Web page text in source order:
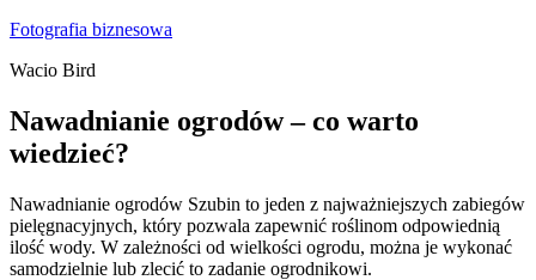
Skip
content
Fotografia biznesowa
Wacio Bird
Nawadnianie ogrodów – co warto
wiedzieć?
Nawadnianie ogrodów Szubin to jeden z najważniejszych zabiegów
pielęgnacyjnych, który pozwala zapewnić roślinom odpowiednią
ilość wody. W zależności od wielkości ogrodu, można je wykonać
samodzielnie lub zlecić to zadanie ogrodnikowi.